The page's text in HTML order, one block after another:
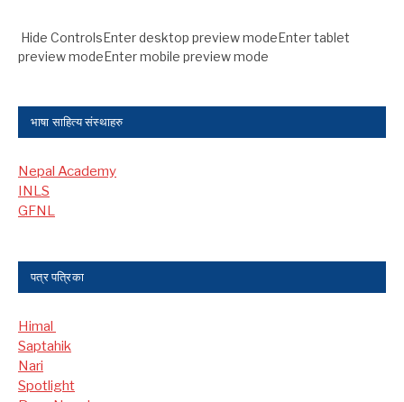
Hide ControlsEnter desktop preview modeEnter tablet
preview modeEnter mobile preview mode
भाषा साहित्य संस्थाहरु
Nepal Academy
INLS
GFNL
पत्र पत्रिका
Himal
Saptahik
Nari
Spotlight